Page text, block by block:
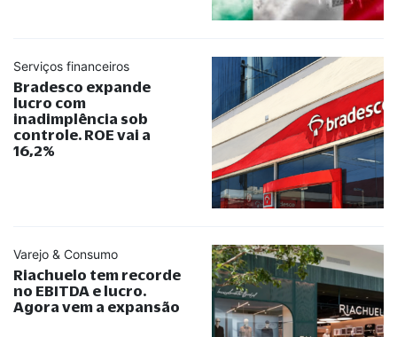
Serviços financeiros
Bradesco expande
lucro com
inadimplência sob
controle. ROE vai a
16,2%
Varejo & Consumo
Riachuelo tem recorde
no EBITDA e lucro.
Agora vem a expansão